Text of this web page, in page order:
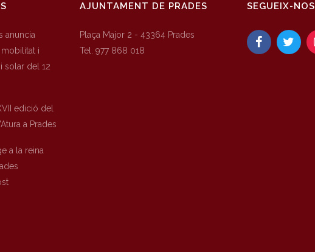
anuncia
i
solar del 12
edició del
a Prades
a la reina
AJUNTAMENT DE PRADES
Plaça Major 2 - 43364 Prades
Tel. 977 868 018
SEGUEIX-NOS